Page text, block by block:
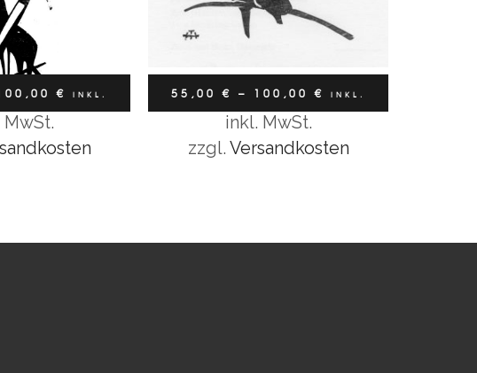
wählen
€ INKL.
MwSt.
Ausführung wählen
55,00€ – 100,00€ INKL.
inkl. MwSt.
zzgl. Versandkosten